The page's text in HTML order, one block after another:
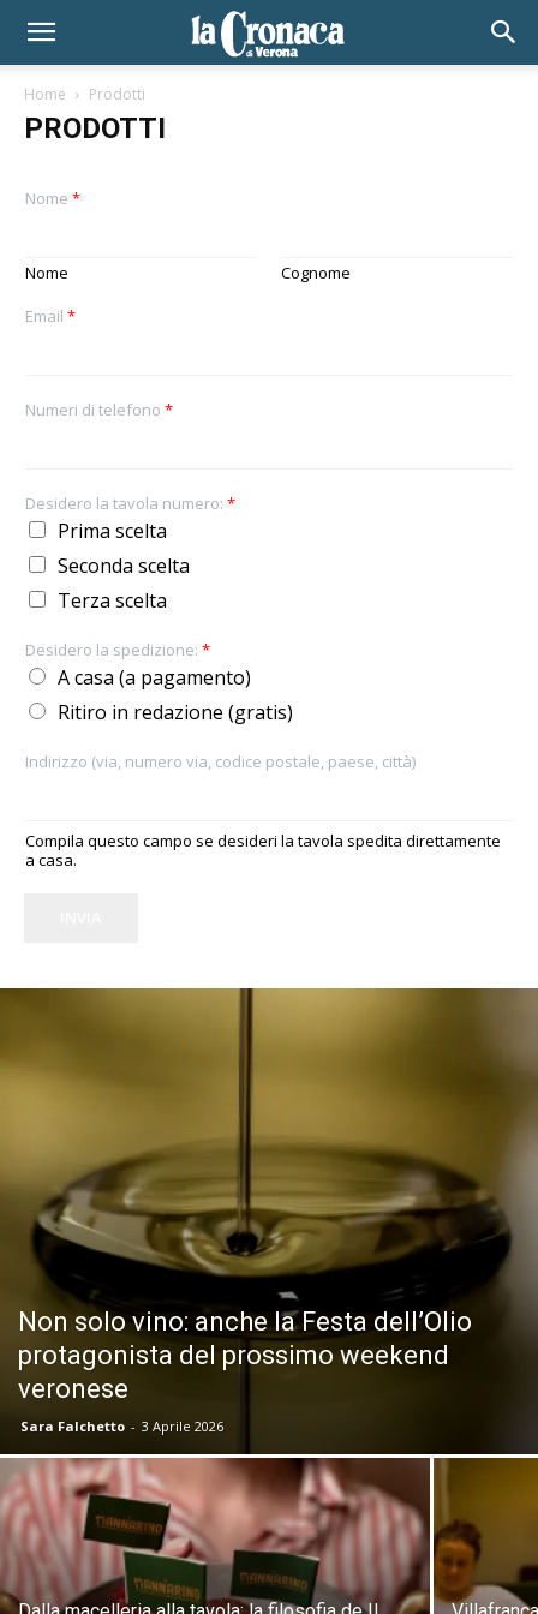
Home Prodotti
PRODOTTI
Nome *
Nome
Cognome
Email *
Numeri di telefono *
Desidero la tavola numero: *
Prima scelta
Seconda scelta
Terza scelta
Desidero la spedizione: *
A casa (a pagamento)
Ritiro in redazione (gratis)
Indirizzo (via, numero via, codice postale, paese, città)
Compila questo campo se desideri la tavola spedita direttamente
a casa.
Non solo vino: anche la Festa dell’Olio
protagonista del prossimo weekend
veronese
Sara Falchetto - 3 Aprile 2026